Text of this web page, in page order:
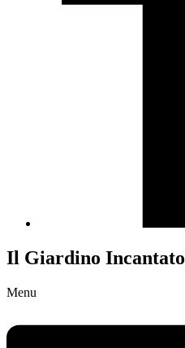
Il Giardino Incantato
Menu